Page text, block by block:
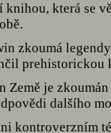
která se
zkoumá
prehistorickou
Země je
dalšího
kontroverzním